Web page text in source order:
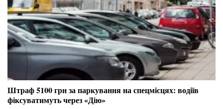
Штраф 5100 грн за паркування на спецмісцях: водіїв
фіксуватимуть через «Дію»